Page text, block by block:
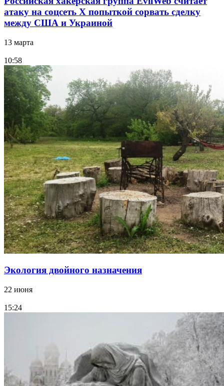
атаку на соцсеть Х попыткой сорвать сделку
между США и Украиной
13 марта
10:58
Экология двойного назначения
22 июня
15:24